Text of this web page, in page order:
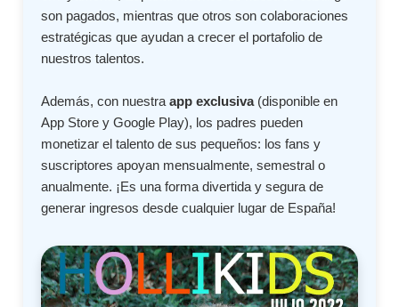
son pagados, mientras que otros son colaboraciones
estratégicas que ayudan a crecer el portafolio de
nuestros talentos.
Además, con nuestraapp exclusiva(disponible en
App Store y Google Play), los padres pueden
monetizar el talento de sus pequeños: los fans y
suscriptores apoyan mensualmente, semestral o
anualmente. ¡Es una forma divertida y segura de
generar ingresos desde cualquier lugar de España!